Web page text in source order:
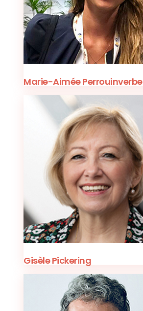
Marie-Aimée Perrouinverbe
Gisèle Pickering